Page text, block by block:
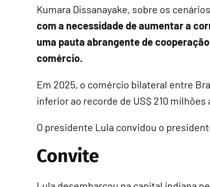
Kumara Dissanayake, sobre os
com a necessidade de aumentar a
uma pauta abrangente de
comércio.
Em 2025, o comércio bilateral entre
inferior ao recorde de US$ 210 milhões
O presidente Lula convidou o
Convite